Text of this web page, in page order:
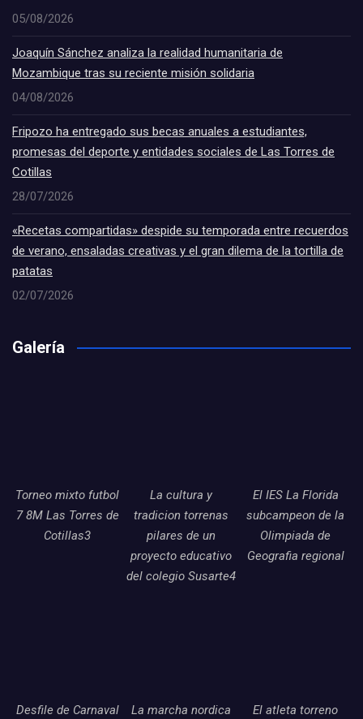
05/08/2026
Joaquín Sánchez analiza la realidad humanitaria de
Mozambique tras su reciente misión solidaria
04/08/2026
Fripozo ha entregado sus becas anuales a estudiantes,
promesas del deporte y entidades sociales de Las Torres de
Cotillas
28/07/2026
«Recetas compartidas» despide su temporada entre recuerdos
de verano, ensaladas creativas y el gran dilema de la tortilla de
patatas
02/07/2026
Galería
Torneo mixto futbol
7 8M Las Torres de
Cotillas3
La cultura y
tradicion torrenas
pilares de un
proyecto educativo
del colegio Susarte4
El IES La Florida
subcampeon de la
Olimpiada de
Geografia regional
Desfile de Carnaval
La marcha nordica
El atleta torreno